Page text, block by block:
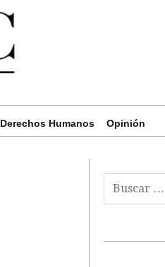
Derechos Humanos Opinión